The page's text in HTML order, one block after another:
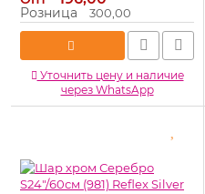
Артикул: 151915-1
Розница 300,00
Уточнить цену и наличие
через WhatsApp